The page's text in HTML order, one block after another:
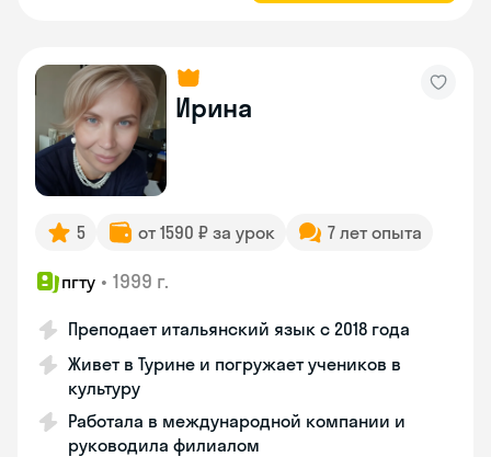
Ирина
5 от 1590 ₽ за урок 7 лет опыта
пгту • 1999 г.
Преподает итальянский язык с 2018 года
Живет в Турине и погружает учеников в
культуру
Работала в международной компании и
руководила филиалом